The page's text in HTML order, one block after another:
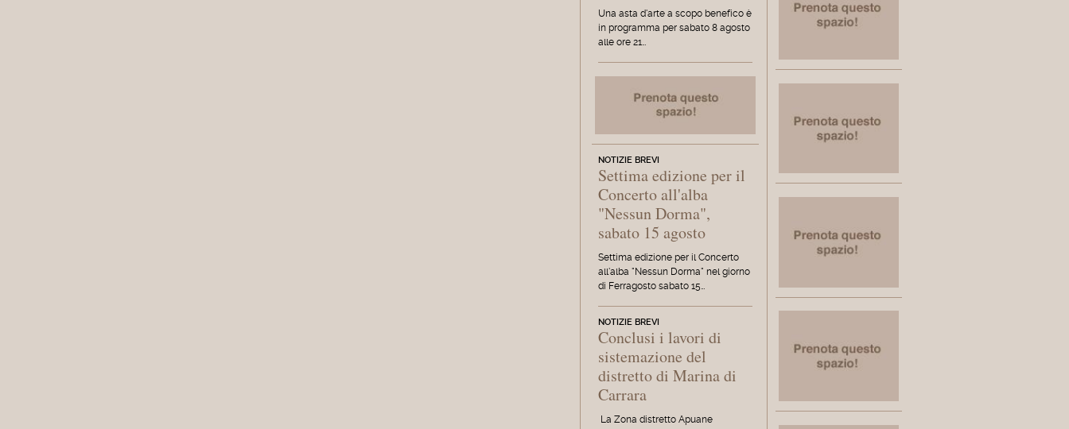
Una asta d'arte a scopo benefico è
in programma per sabato 8 agosto
alle ore 21…
NOTIZIE BREVI
Settima edizione per il
Concerto all'alba
"Nessun Dorma",
sabato 15 agosto
Settima edizione per il Concerto
all'alba "Nessun Dorma" nel giorno
di Ferragosto sabato 15…
NOTIZIE BREVI
Conclusi i lavori di
sistemazione del
distretto di Marina di
Carrara
La Zona distretto Apuane